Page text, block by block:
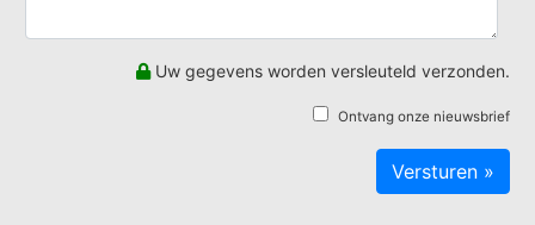
Uw gegevens worden versleuteld verzonden.
Ontvang onze nieuwsbrief